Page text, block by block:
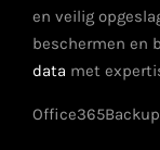
en veilig
beschermen en
data met